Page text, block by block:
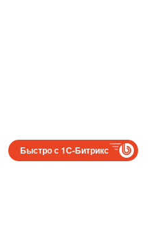
Быстро с 1С-Битрикс